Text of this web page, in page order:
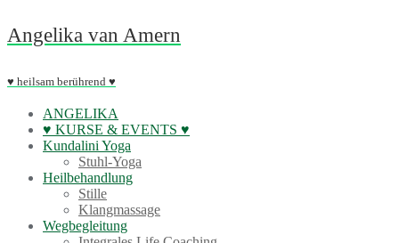
Skip
to
Angelika van Amern
♥ heilsam berührend ♥
ANGELIKA
♥ KURSE & EVENTS ♥
Kundalini Yoga
Stuhl-Yoga
Heilbehandlung
Stille
Klangmassage
Wegbegleitung